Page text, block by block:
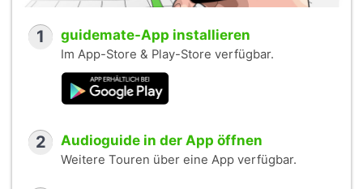
1 guidemate-App installieren
Im App-Store & Play-Store verfügbar.
2 Audioguide in der App öffnen
Weitere Touren über eine App verfügbar.